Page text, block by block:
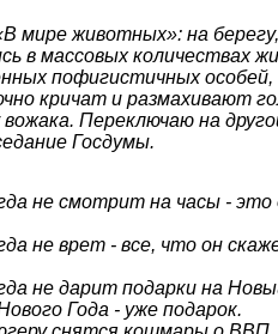
мире животных»: на берегу,
в массовых количествах
пофигистичных
кричат и размахивают
вожака. Переключаю на
Госдумы.
не смотрит на часы - это
не врет - все, что он
не дарит подарки на
Года - уже подарок.